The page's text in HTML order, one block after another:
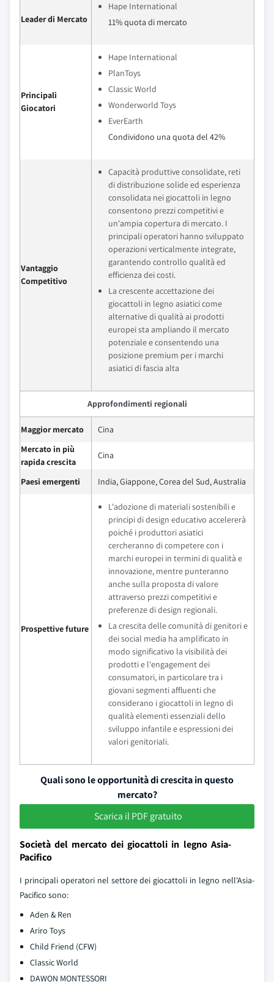
Leader di Mercato
Hape International
11% quota di mercato
Principali
Giocatori
Hape International
PlanToys
Classic World
Wonderworld Toys
EverEarth
Condividono una quota del 42%
Vantaggio
Competitivo
Capacità produttive consolidate, reti
di distribuzione solide ed esperienza
consolidata nei giocattoli in legno
consentono prezzi competitivi e
un'ampia copertura di mercato. I
principali operatori hanno sviluppato
operazioni verticalmente integrate,
garantendo controllo qualità ed
efficienza dei costi.
La crescente accettazione dei
giocattoli in legno asiatici come
alternative di qualità ai prodotti
europei sta ampliando il mercato
potenziale e consentendo una
posizione premium per i marchi
asiatici di fascia alta
Approfondimenti regionali
Maggior mercato
Cina
Mercato in più
rapida crescita
Cina
Paesi emergenti India, Giappone, Corea del Sud, Australia
Prospettive future
L'adozione di materiali sostenibili e
principi di design educativo accelererà
poiché i produttori asiatici
cercheranno di competere con i
marchi europei in termini di qualità e
innovazione, mentre punteranno
anche sulla proposta di valore
attraverso prezzi competitivi e
preferenze di design regionali.
La crescita delle comunità di genitori e
dei social media ha amplificato in
modo significativo la visibilità dei
prodotti e l'engagement dei
consumatori, in particolare tra i
giovani segmenti affluenti che
considerano i giocattoli in legno di
qualità elementi essenziali dello
sviluppo infantile e espressioni dei
valori genitoriali.
Quali sono le opportunità di crescita in questo
mercato?
Scarica il PDF gratuito
Società del mercato dei giocattoli in legno Asia-
Pacifico
I principali operatori nel settore dei giocattoli in legno nell'Asia-
Pacifico sono:
Aden & Ren
Ariro Toys
Child Friend (CFW)
Classic World
DAWON MONTESSORI